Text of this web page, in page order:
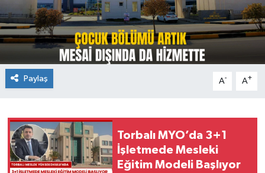
Paylaş A- A+
Torbalı MYO’da 3+1
İşletmede Mesleki
Eğitim Modeli Başlıyor